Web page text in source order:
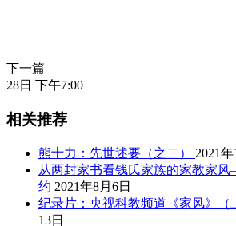
下一篇
28日 下午7:00
相关推荐
熊十力：先世述要（之二）
2021年
从两封家书看钱氏家族的家教家
约 2021年8月6日
纪录片：央视科教频道《家风》（
13日